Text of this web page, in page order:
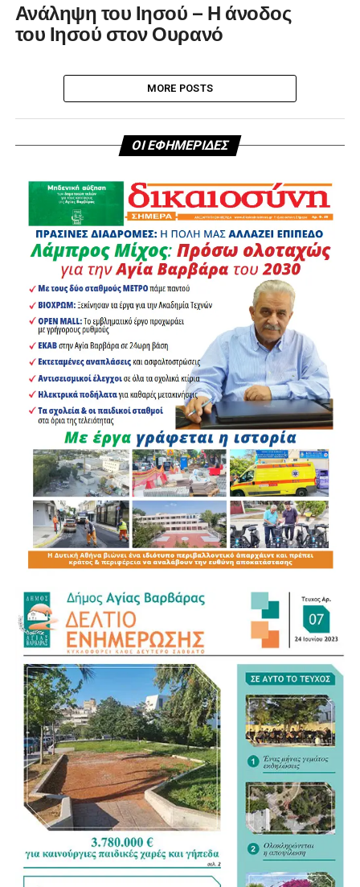
Ανάληψη του Ιησού – Η άνοδος
του Ιησού στον Ουρανό
MORE POSTS
ΟΙ ΕΦΗΜΕΡΙΔΕΣ